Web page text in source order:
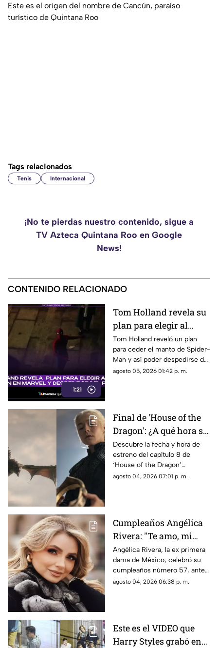
Este es el origen del nombre de Cancún, paraíso
turístico de Quintana Roo
Tags relacionados
Tenis Internacional
¡No te pierdas nuestro contenido, sigue a
TV Azteca Quintana Roo en Google
News!
CONTENIDO RELACIONADO
1:21
Tom Holland revela su
plan para elegir al
próximo Spider-Man
en Marvel y despedirse
del personaje
Tom Holland reveló un plan
para ceder el manto de Spider-
Man y así poder despedirse del
personaje. Aquí te
agosto 05, 2026 01:42 p. m.
Final de 'House of the
Dragon': ¿A qué hora se
estrena el ÚLTIMO
capítulo de la
temporada 3 de La Casa
del Dragón en México?
Descubre la fecha y hora de
estreno del capítulo 8 de
‘House of the Dragon’
temporada 3 en México. Todos
agosto 04, 2026 07:01 p. m.
Cumpleaños Angélica
Rivera: "Te amo, mi
Gaviota", uno de los
mensajes a la ex
primera dama
Angélica Rivera, la ex primera
dama de México, celebró su
cumpleaños número 57, ante
esto las muestras de cariño no
agosto 04, 2026 06:38 p. m.
Este es el VIDEO que
Harry Styles grabó en